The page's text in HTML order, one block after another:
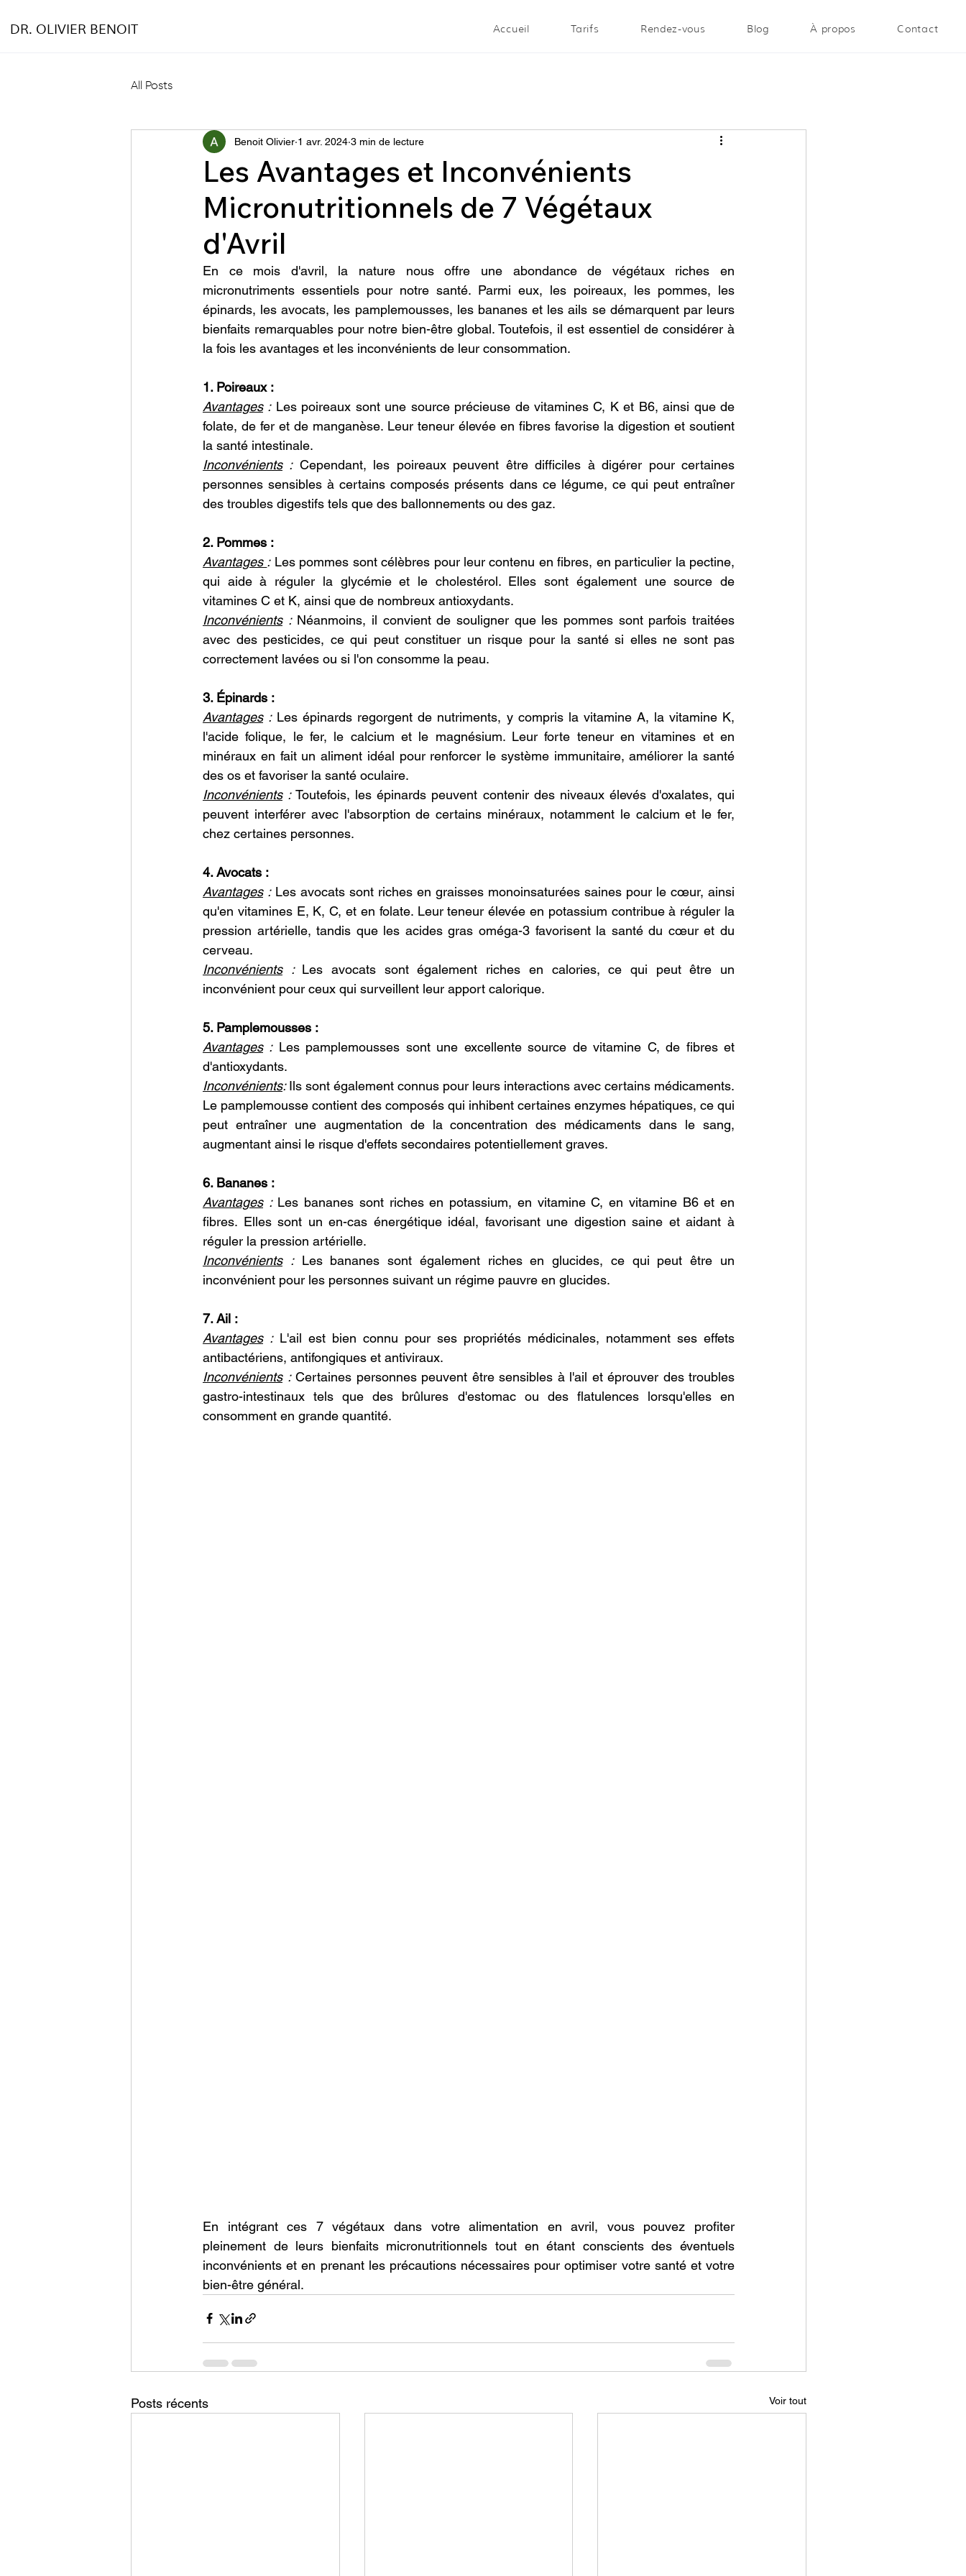
DR. OLIVIER BENOIT Accueil Tarifs Rendez-vous Blog À propos Contact
All Posts
Les Avantages et Inconvénients
Micronutritionnels de 7 Végétaux
d'Avril
Benoit Olivier 1 avr. 2024 3 min de lecture
En ce mois d'avril, la nature nous offre une abondance de végétaux riches en
micronutriments essentiels pour notre santé. Parmi eux, les poireaux, les pommes, les
épinards, les avocats, les pamplemousses, les bananes et les ails se démarquent par leurs
bienfaits remarquables pour notre bien-être global. Toutefois, il est essentiel de considérer à
la fois les avantages et les inconvénients de leur consommation.
1. Poireaux :
Avantages : Les poireaux sont une source précieuse de vitamines C, K et B6, ainsi que de
folate, de fer et de manganèse. Leur teneur élevée en fibres favorise la digestion et soutient
la santé intestinale.
Inconvénients : Cependant, les poireaux peuvent être difficiles à digérer pour certaines
personnes sensibles à certains composés présents dans ce légume, ce qui peut entraîner
des troubles digestifs tels que des ballonnements ou des gaz.
2. Pommes :
Avantages : Les pommes sont célèbres pour leur contenu en fibres, en particulier la pectine,
qui aide à réguler la glycémie et le cholestérol. Elles sont également une source de
vitamines C et K, ainsi que de nombreux antioxydants.
Inconvénients : Néanmoins, il convient de souligner que les pommes sont parfois traitées
avec des pesticides, ce qui peut constituer un risque pour la santé si elles ne sont pas
correctement lavées ou si l'on consomme la peau.
3. Épinards :
Avantages : Les épinards regorgent de nutriments, y compris la vitamine A, la vitamine K,
l'acide folique, le fer, le calcium et le magnésium. Leur forte teneur en vitamines et en
minéraux en fait un aliment idéal pour renforcer le système immunitaire, améliorer la santé
des os et favoriser la santé oculaire.
Inconvénients : Toutefois, les épinards peuvent contenir des niveaux élevés d'oxalates, qui
peuvent interférer avec l'absorption de certains minéraux, notamment le calcium et le fer,
chez certaines personnes.
4. Avocats :
Avantages : Les avocats sont riches en graisses monoinsaturées saines pour le cœur, ainsi
qu'en vitamines E, K, C, et en folate. Leur teneur élevée en potassium contribue à réguler la
pression artérielle, tandis que les acides gras oméga-3 favorisent la santé du cœur et du
cerveau.
Inconvénients : Les avocats sont également riches en calories, ce qui peut être un
inconvénient pour ceux qui surveillent leur apport calorique.
5. Pamplemousses :
Avantages : Les pamplemousses sont une excellente source de vitamine C, de fibres et
d'antioxydants.
Inconvénients: Ils sont également connus pour leurs interactions avec certains médicaments.
Le pamplemousse contient des composés qui inhibent certaines enzymes hépatiques, ce qui
peut entraîner une augmentation de la concentration des médicaments dans le sang,
augmentant ainsi le risque d'effets secondaires potentiellement graves.
6. Bananes :
Avantages : Les bananes sont riches en potassium, en vitamine C, en vitamine B6 et en
fibres. Elles sont un en-cas énergétique idéal, favorisant une digestion saine et aidant à
réguler la pression artérielle.
Inconvénients : Les bananes sont également riches en glucides, ce qui peut être un
inconvénient pour les personnes suivant un régime pauvre en glucides.
7. Ail :
Avantages : L'ail est bien connu pour ses propriétés médicinales, notamment ses effets
antibactériens, antifongiques et antiviraux.
Inconvénients : Certaines personnes peuvent être sensibles à l'ail et éprouver des troubles
gastro-intestinaux tels que des brûlures d'estomac ou des flatulences lorsqu'elles en
consomment en grande quantité.
En intégrant ces 7 végétaux dans votre alimentation en avril, vous pouvez profiter
pleinement de leurs bienfaits micronutritionnels tout en étant conscients des éventuels
inconvénients et en prenant les précautions nécessaires pour optimiser votre santé et votre
bien-être général.
Posts récents Voir tout